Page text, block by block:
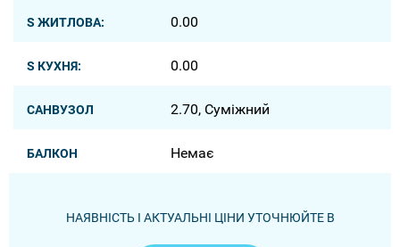
S ЖИТЛОВА: 0.00
S КУХНЯ: 0.00
САНВУЗОЛ 2.70, Суміжний
БАЛКОН Немає
НАЯВНІСТЬ І АКТУАЛЬНІ ЦІНИ УТОЧНЮЙТЕ В